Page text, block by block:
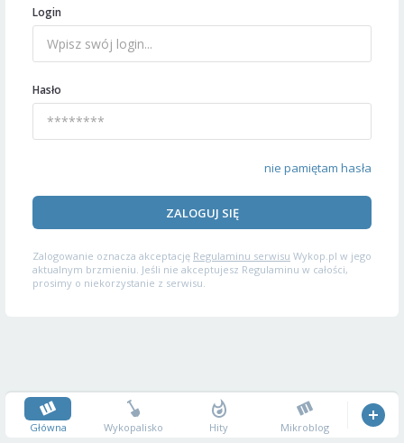
Login
Hasło
nie pamiętam hasła
ZALOGUJ SIĘ
Zalogowanie oznacza akceptację Regulaminu serwisu Wykop.pl w jego
aktualnym brzmieniu. Jeśli nie akceptujesz Regulaminu w całości,
prosimy o niekorzystanie z serwisu.
Główna Wykopalisko Hity Mikroblog